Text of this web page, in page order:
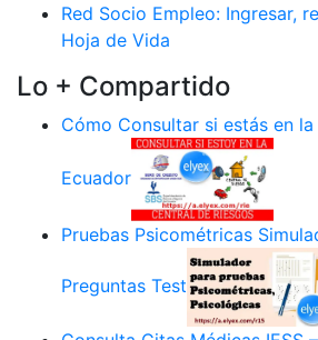
Red Socio Empleo: Ingresar,
Hoja de Vida
Lo + Compartido
Cómo Consultar si estás en
Ecuador
Pruebas Psicométricas
Preguntas Test